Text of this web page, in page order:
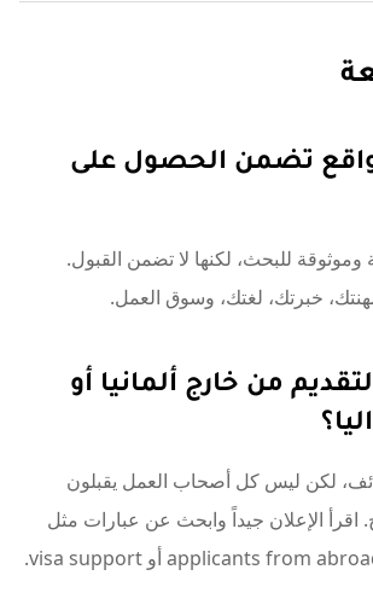
تضمن الحصول على
للبحث، لكنها لا تضمن القبول.
خبرتك، لغتك، وسوق العمل.
من خارج ألمانيا أو
لكن ليس كل أصحاب العمل يقبلون
اقرأ الإعلان جيداً وابحث عن عبارات مثل